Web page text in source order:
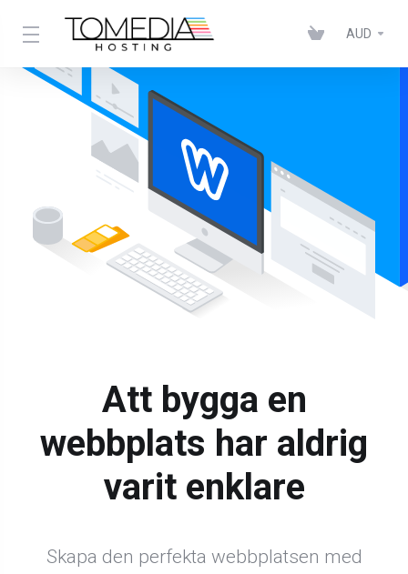
AUD
Att bygga en
webbplats har aldrig
varit enklare
Skapa den perfekta webbplatsen med